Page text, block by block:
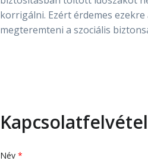
korrigálni. Ezért érdemes
megteremteni a szociális
Kapcsolatfelvétel
Név